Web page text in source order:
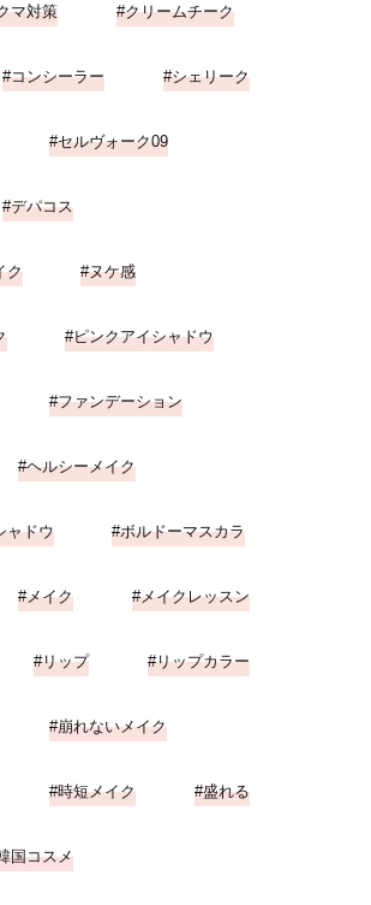
マ対策 クリームチーク
コンシーラー シェリーク
セルヴォーク09
デパコス
ク ヌケ感
ピンクアイシャドウ
ファンデーション
ヘルシーメイク
ャドウ ボルドーマスカラ
メイク メイクレッスン
リップ リップカラー
崩れないメイク
時短メイク 盛れる
国コスメ